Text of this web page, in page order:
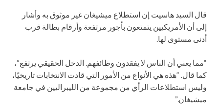
قال السيد هاسيت إن استطلاع ميشيغان غير موثوق به وأشار
إلى أن الأمريكيين يتمتعون بأجور مرتفعة وأرقام بطالة قرب
أدنى مستوى لها.
“مما يعني أن الناس لا يفقدون وظائفهم. الدخل الحقيقي يرتفع”،
كما قال. “هذه هي الأنواع من الأمور التي قادت الانتخابات تاريخيًا،
وليس استطلاعات الرأي من مجموعة من الليبراليين في جامعة
ميشيغان.”